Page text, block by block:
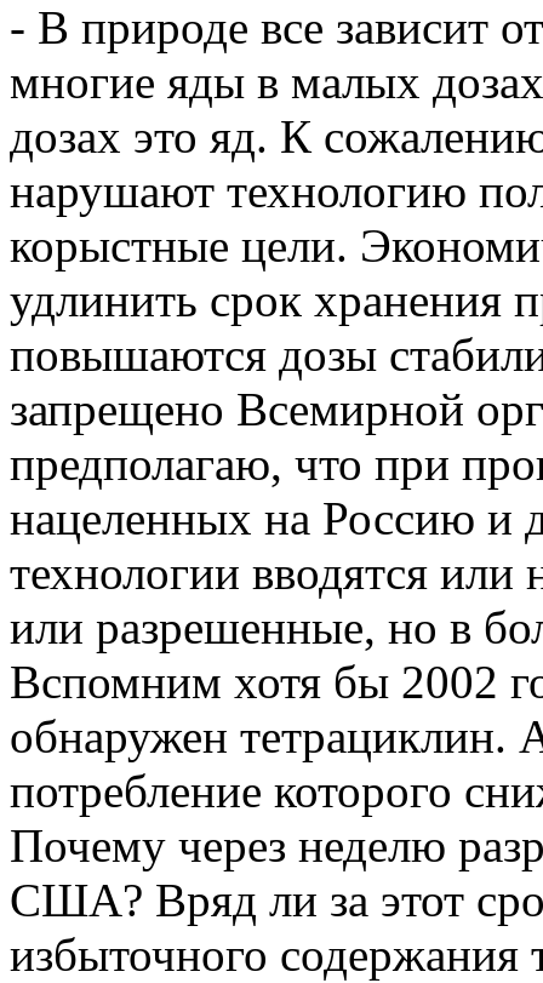
- В природе все зависит
многие яды в малых
дозах это яд. К
нарушают технологию
корыстные цели.
удлинить срок хранения
повышаются дозы
запрещено Всемирной
предполагаю, что при
нацеленных на Россию и
технологии вводятся
или разрешенные, но в
Вспомним хотя бы 2002
обнаружен тетрациклин.
потребление которого
Почему через неделю
США? Вряд ли за этот
избыточного содержания